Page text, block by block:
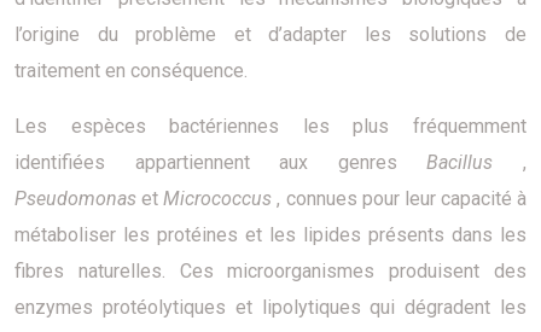
l’origine du problème et d’adapter les solutions de
traitement en conséquence.
Les espèces bactériennes les plus fréquemment
identifiées appartiennent aux genresBacillus,
PseudomonasetMicrococcus, connues pour leur capacité à
métaboliser les protéines et les lipides présents dans les
fibres naturelles. Ces microorganismes produisent des
enzymes protéolytiques et lipolytiques qui dégradent les